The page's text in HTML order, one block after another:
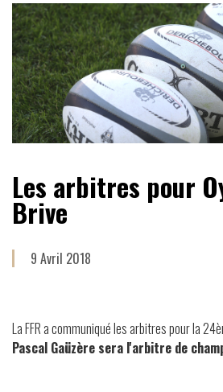
Les arbitres pour
Brive
9 Avril 2018
La FFR a communiqué les arbitres pour la
Pascal Gaüzère sera l'arbitre de